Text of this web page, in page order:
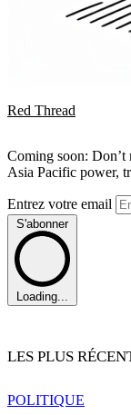
Red Thread
Coming soon:
Asia Pacific power,
Entrez votre email
S'abonner
Loading...
LES PLUS
POLITIQUE